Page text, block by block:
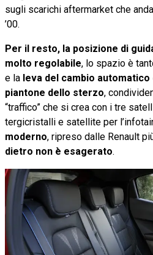
sugli scarichi aftermarket che
’00.
Per il resto, la posizione di
molto regolabile, lo spazio è
e la leva del cambio
piantone dello sterzo,
“traffico” che si crea con i tre
tergicristalli e satellite per
moderno, ripreso dalle Renault
dietro non è esagerato.